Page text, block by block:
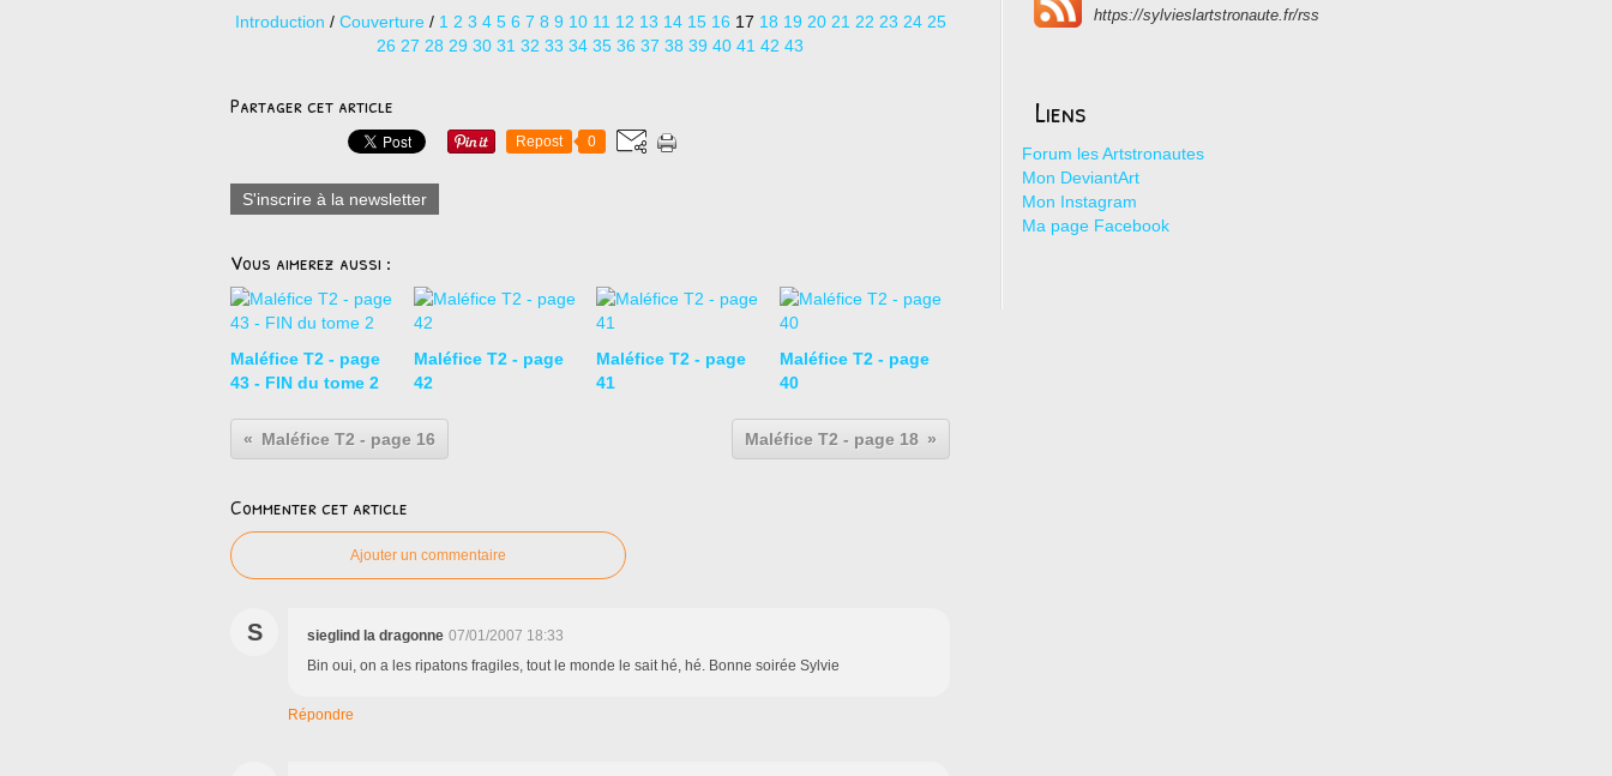
Introduction / Couverture/ 1 2 3 4 5 6 7 8 9 10 11 12 13 14 15 16 17 18 19 20 21 22 23 24 25
26 27 28 29 30 31 32 33 34 35 36 37 38 39 40 41 42 43
Partager cet article
Repost 0
S'inscrire à la newsletter
Vous aimerez aussi :
Maléfice T2 - page
43 - FIN du tome 2
Maléfice T2 - page
42
Maléfice T2 - page
41
Maléfice T2 - page
40
Maléfice T2 - page 16 Maléfice T2 - page 18
Commenter cet article
Ajouter un commentaire
S sieglind la dragonne 07/01/2007 18:33
Bin oui, on a les ripatons fragiles, tout le monde le sait hé, hé. Bonne soirée Sylvie
Répondre
https://sylvieslartstronaute.fr/rss
Liens
Forum les Artstronautes
Mon DeviantArt
Mon Instagram
Ma page Facebook